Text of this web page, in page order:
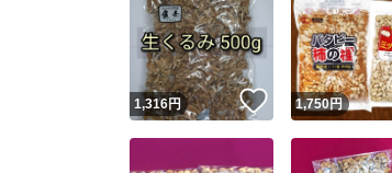
1,316円 いいね！
1,750円